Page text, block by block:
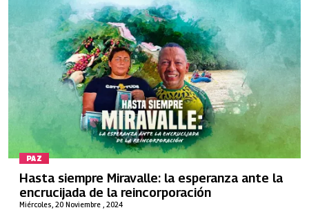
PAZ
Miércoles, 20 Noviembre , 2024
Hasta siempre Miravalle: la esperanza ante la
encrucijada de la reincorporación